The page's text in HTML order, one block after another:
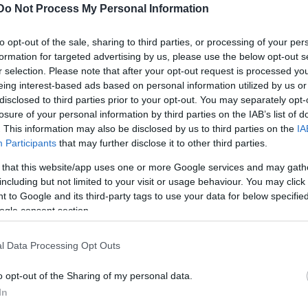
Not Process My Personal Information
opt-out of the sale, sharing to third parties, or processing of your
for targeted advertising by us, please use the below opt-out
selection. Please note that after your opt-out request is processed
interest-based ads based on personal information utilized by us
to third parties prior to your opt-out. You may separately
of your personal information by third parties on the IAB’s list of
This information may also be disclosed by us to third parties on the
Participants that may further disclose it to other third parties.
that this website/app uses one or more Google services and may
but not limited to your visit or usage behaviour. You may
to Google and its third-party tags to use your data for below
consent section.
Data Processing Opt Outs
opt-out of the Sharing of my personal data.
hogy korábbi nyilatkozatának megfelelően
azt közölte, hogy nem indult a
hogy elképzelései politikai csatározásokra
megújítását az új pályázati kiírásban
megvalósíthatatlannak tartja.